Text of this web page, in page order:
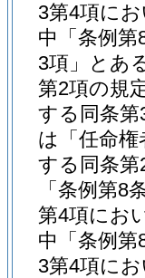
3第4項に
中「条例
3項」とあ
第2項の規
する同条第
は「任命
する同条
「条例第
第4項にお
中「条例
3第4項に